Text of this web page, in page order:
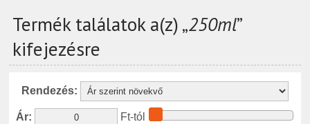
Termék találatok a(z) „250ml”
kifejezésre
Rendezés:
Ár: Ft-tól